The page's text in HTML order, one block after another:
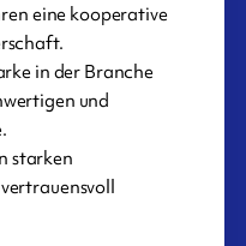
eine kooperative
in der Branche
und
starken